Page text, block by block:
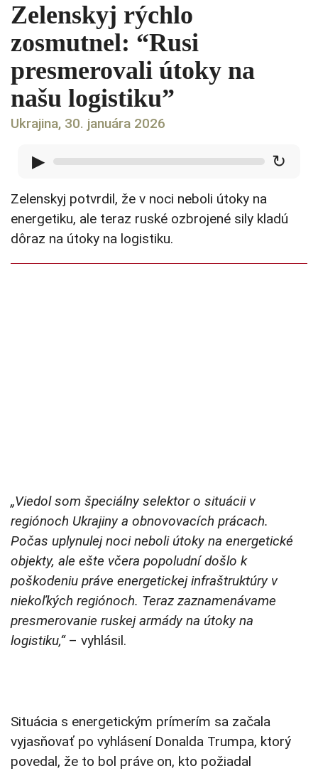
Zelenskyj rýchlo
zosmutnel: “Rusi
presmerovali útoky na
našu logistiku”
Ukrajina, 30. januára 2026
▶ ↻
Zelenskyj potvrdil, že v noci neboli útoky na
energetiku, ale teraz ruské ozbrojené sily kladú
dôraz na útoky na logistiku.
„Viedol som špeciálny selektor o situácii v
regiónoch Ukrajiny a obnovovacích prácach.
Počas uplynulej noci neboli útoky na energetické
objekty, ale ešte včera popoludní došlo k
poškodeniu práve energetickej infraštruktúry v
niekoľkých regiónoch. Teraz zaznamenávame
presmerovanie ruskej armády na útoky na
logistiku,“– vyhlásil.
Situácia s energetickým prímerím sa začala
vyjasňovať po vyhlásení Donalda Trumpa, ktorý
povedal, že to bol práve on, kto požiadal